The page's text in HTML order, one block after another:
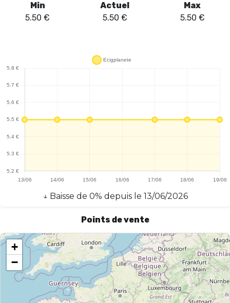
Min
5.50 €
Actuel
5.50 €
Max
5.50 €
↓ Baisse de 0% depuis le 13/06/2026
Points de vente
+
−